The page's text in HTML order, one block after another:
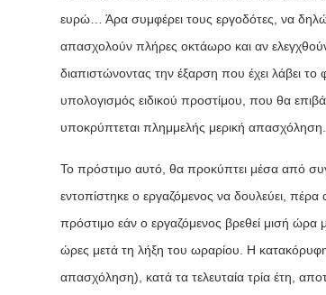
ευρώ… Άρα συμφέρει τους εργοδότες, να
απασχολούν πλήρες οκτάωρο και αν
διαπιστώνοντας την έξαρση που έχει λάβει
υπολογισμός ειδικού προστίμου, που θα
υποκρύπτεται πλημμελής μερική απασχόληση.
Το πρόστιμο αυτό, θα προκύπτει μέσα από
εντοπίστηκε ο εργαζόμενος να δουλεύει,
πρόστιμο εάν ο εργαζόμενος βρεθεί μισή ώρα
ώρες μετά τη λήξη του ωραρίου. Η
απασχόληση), κατά τα τελευταία τρία έτη,